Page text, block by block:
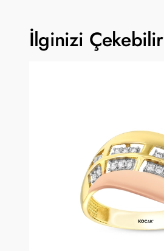
İlginizi Çekebilir